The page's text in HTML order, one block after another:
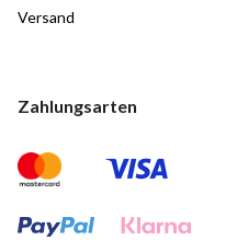
Versand
Zahlungsarten